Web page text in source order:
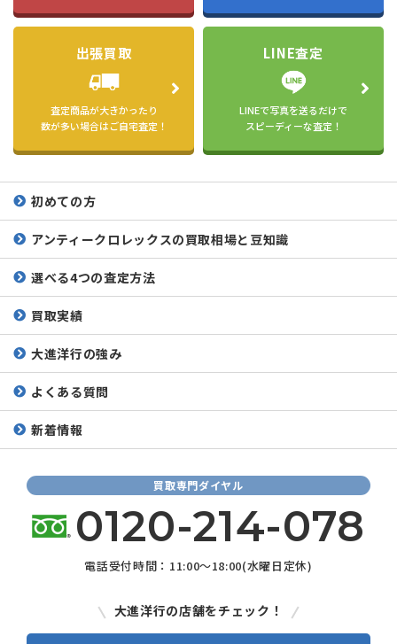
出張買取
査定商品が大きかったり
数が多い場合はご自宅査定！
LINE査定
LINEで写真を送るだけで
スピーディーな査定！
初めての方
アンティークロレックスの買取相場と豆知識
選べる4つの査定方法
買取実績
大進洋行の強み
よくある質問
新着情報
買取専門ダイヤル
0120-214-078
電話受付時間：11:00～18:00(水曜日定休)
大進洋行の店舗をチェック！